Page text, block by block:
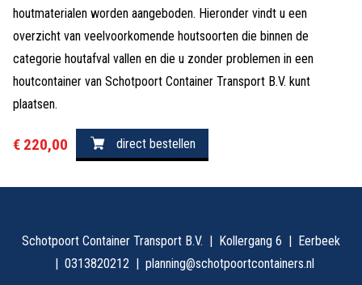
houtmaterialen worden aangeboden. Hieronder vindt u een
overzicht van veelvoorkomende houtsoorten die binnen de
categorie houtafval vallen en die u zonder problemen in een
houtcontainer van Schotpoort Container Transport B.V. kunt
plaatsen.
€ 220,00 direct bestellen
Schotpoort Container Transport B.V. Kollergang 6
Eerbeek
0313820212
planning@schotpoortcontainers.nl